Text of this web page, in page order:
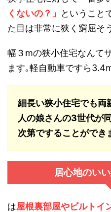
くないの？」
ということ
た目は非常に狭く窮屈そ
幅３mの狭小住宅なんて
ます｡軽自動車ですら
細長い狭小住宅でも両
人の娘さんの3世代が
次第ですることができ
居心地のい
は屋根裏部屋やビルトイ